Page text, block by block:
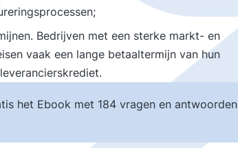
Bedrijven met een sterke markt- en
vaak een lange betaaltermijn van hun
het Ebook met 184 vragen en antwoorden